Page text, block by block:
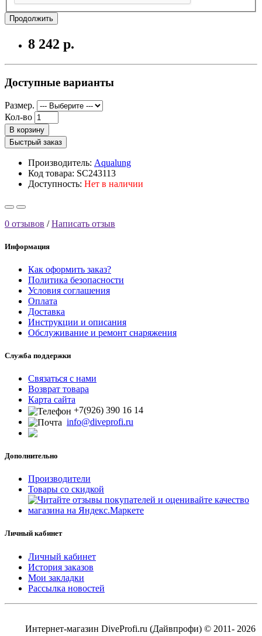
Продолжить
8 242 р.
Доступные варианты
Размер.
Кол-во
В корзину
Быстрый заказ
Производитель: Aqualung
Код товара: SC243113
Доступность: Нет в наличии
0 отзывов /Написать отзыв
Информация
Как оформить заказ?
Политика безопасности
Условия соглашения
Оплата
Доставка
Инструкции и описания
Обслуживание и ремонт снаряжения
Служба поддержки
Связаться с нами
Возврат товара
Карта сайта
+7(926) 390 16 14
info@diveprofi.ru
Дополнительно
Производители
Товары со скидкой
Личный кабинет
Личный кабинет
История заказов
Мои закладки
Рассылка новостей
Интернет-магазин DiveProfi.ru (Дайвпрофи) © 2011- 2026